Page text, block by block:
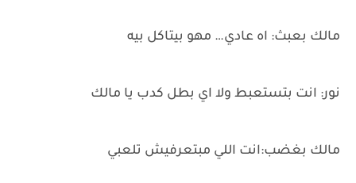
مالك بعبث: اه عادي… مهو بيتاكل بيه
نور: انت بتستعبط ولا اي بطل كدب يا مالك
مالك بغضب:انت اللي مبتعرفيش تلعبي